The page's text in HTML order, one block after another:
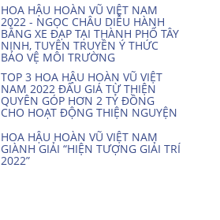
HOA HẬU HOÀN VŨ VIỆT NAM
2022 - NGỌC CHÂU DIỄU HÀNH
BẰNG XE ĐẠP TẠI THÀNH PHỐ TÂY
NINH, TUYÊN TRUYỀN Ý THỨC
BẢO VỆ MÔI TRƯỜNG
TOP 3 HOA HẬU HOÀN VŨ VIỆT
NAM 2022 ĐẤU GIÁ TỪ THIỆN
QUYÊN GÓP HƠN 2 TỶ ĐỒNG
CHO HOẠT ĐỘNG THIỆN NGUYỆN
HOA HẬU HOÀN VŨ VIỆT NAM
GIÀNH GIẢI “HIỆN TƯỢNG GIẢI TRÍ
2022”